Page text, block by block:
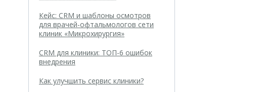
Кейс: CRM и шаблоны осмотров
для врачей-офтальмологов сети
клиник «Микрохирургия»
CRM для клиники: ТОП-6 ошибок
внедрения
Как улучшить сервис клиники?